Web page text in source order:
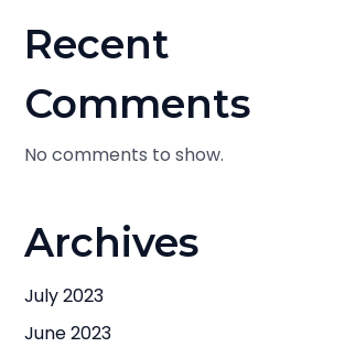
Recent
Comments
No comments to show.
Archives
July 2023
June 2023